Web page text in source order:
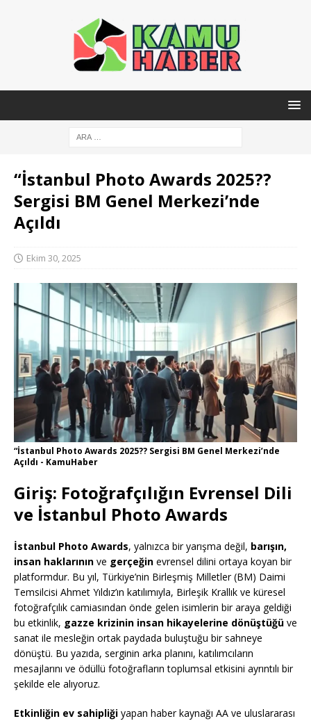
“İstanbul Photo Awards 2025??
Sergisi BM Genel Merkezi’nde
Açıldı
Ekim 30, 2025
“İstanbul Photo Awards 2025?? Sergisi BM Genel Merkezi’nde
Açıldı - KamuHaber
Giriş: Fotoğrafçılığın Evrensel Dili
ve İstanbul Photo Awards
İstanbul Photo Awards, yalnızca bir yarışma değil, barışın,
insan haklarının ve gerçeğin evrensel dilini ortaya koyan bir
platformdur. Bu yıl, Türkiye’nin Birleşmiş Milletler (BM) Daimi
Temsilcisi Ahmet Yıldız’ın katılımıyla, Birleşik Krallık ve küresel
fotoğrafçılık camiasından önde gelen isimlerin bir araya geldiği
bu etkinlik, gazze krizinin insan hikayelerine dönüştüğü ve
sanat ile mesleğin ortak paydada buluştuğu bir sahneye
dönüştü. Bu yazıda, serginin arka planını, katılımcıların
mesajlarını ve ödüllü fotoğrafların toplumsal etkisini ayrıntılı bir
şekilde ele alıyoruz.
Etkinliğin ev sahipliği yapan haber kaynağı AA ve uluslararası